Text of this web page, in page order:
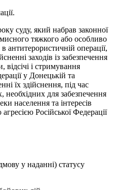
суду, який набрав законної
тяжкого або особливо
антитерористичній операції,
заходів із забезпечення
відсічі і стримування
у Донецькій та
їх здійснення, під час
необхідних для забезпечення
населення та інтересів
Російської Федерації
у наданні) статусу